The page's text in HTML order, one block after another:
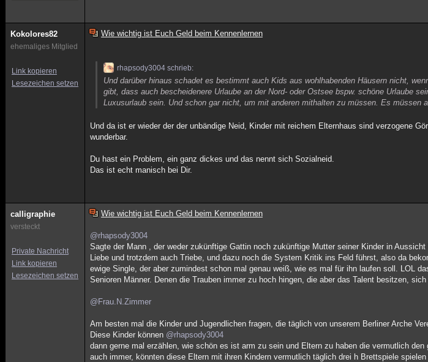
Kokolores82
ehemaliges Mitglied
Link kopieren
Lesezeichen setzen
Wie wichtig ist Euch Geld beim Kennenlernen
rhapsody3004 schrieb:
Und darüber hinaus schadet es bestimmt auch Kids aus wohlhabenden Häusern nicht,
gibt, dass auch bescheidenere Urlaube an der Nord- oder Ostsee bspw. schöne Urlaube
Luxusurlaub sein. Und schon gar nicht, um mit anderen mithalten zu müssen. Es müssen
Und da ist er wieder der der unbändige Neid, Kinder mit reichem Elternhaus sind verzogene
wunderbar.
Du hast ein Problem, ein ganz dickes und das nennt sich Sozialneid.
Das ist echt manisch bei Dir.
calligraphie
versteckt
Private Nachricht
Link kopieren
Lesezeichen setzen
Wie wichtig ist Euch Geld beim Kennenlernen
@rhapsody3004
Sagte der Mann , der weder zukünftige Gattin noch zukünftige Mutter seiner Kinder in
Liebe und trotzdem auch Triebe, und dazu noch die System Kritik ins Feld führst, also da
ewige Single, der aber zumindest schon mal genau weiß, wie es mal für ihn laufen soll. LOL
Senioren Männer. Denen die Trauben immer zu hoch hingen, die aber das Talent besitzen,
@Frau.N.Zimmer
Am besten mal die Kinder und Jugendlichen fragen, die täglich von unserem Berliner Arche
Diese Kinder können @rhapsody3004
dann gerne mal erzählen, wie schön es ist arm zu sein und Eltern zu haben die vermutlich
auch immer, könnten diese Eltern mit ihren Kindern vermutlich täglich drei h Brettspiele